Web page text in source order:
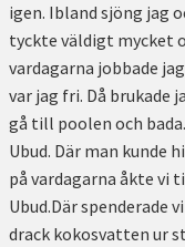
igen. Ibland sjöng jag
tyckte väldigt mycket
vardagarna jobbade
var jag fri. Då brukade
gå till poolen och
Ubud. Där man kunde
på vardagarna åkte vi
Ubud.Där spenderade
drack kokosvatten ur